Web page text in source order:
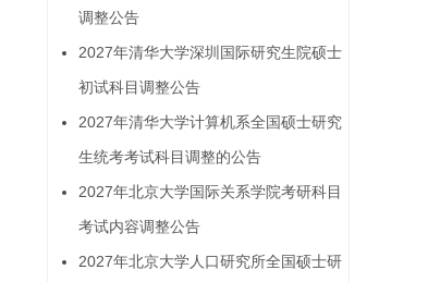
调整公告
2027年清华大学深圳国际研究生院硕士
初试科目调整公告
2027年清华大学计算机系全国硕士研究
生统考考试科目调整的公告
2027年北京大学国际关系学院考研科目
考试内容调整公告
2027年北京大学人口研究所全国硕士研